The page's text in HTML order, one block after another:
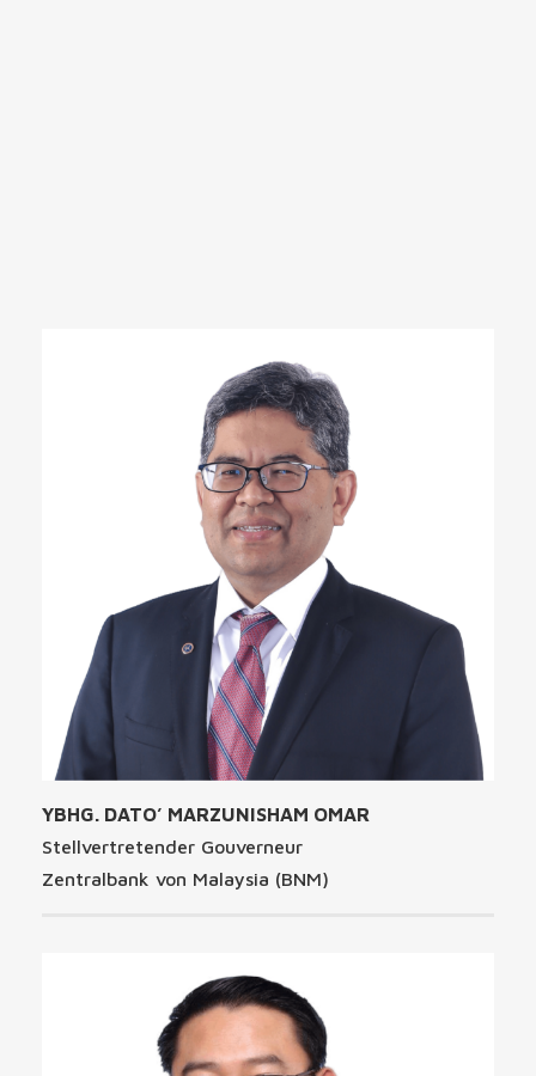
YBHG. DATO’ MARZUNISHAM OMAR
Stellvertretender Gouverneur
Zentralbank von Malaysia (BNM)